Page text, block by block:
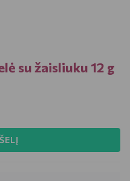
su žaisliuku 12 g